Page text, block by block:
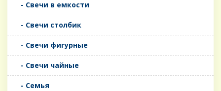
- Свечи в емкости
- Свечи столбик
- Свечи фигурные
- Свечи чайные
- Семья